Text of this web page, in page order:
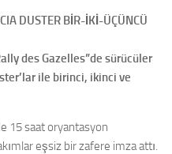
DUSTER BİR-İKİ-ÜÇÜNCÜ
des Gazelles”de sürücüler
ile birinci, ikinci ve
15 saat oryantasyon
eşsiz bir zafere imza attı.